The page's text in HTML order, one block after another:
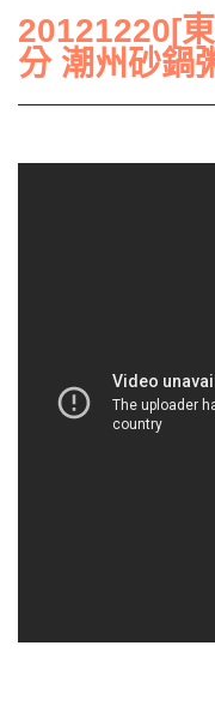
20121220[
分 潮州砂鍋